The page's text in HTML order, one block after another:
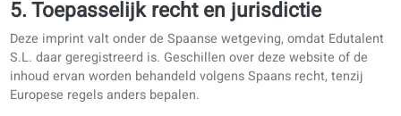
correct te houden. Voor externe links zijn wij echter niet
aansprakelijk; de verantwoordelijkheid ligt bij de
eigenaren.
5. Toepasselijk recht en jurisdictie